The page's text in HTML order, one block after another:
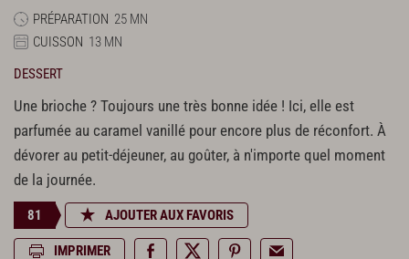
PRÉPARATION 25 MN
CUISSON 13 MN
DESSERT
Une brioche ? Toujours une très bonne idée ! Ici, elle est
parfumée au caramel vanillé pour encore plus de réconfort. À
dévorer au petit-déjeuner, au goûter, à n'importe quel moment
de la journée.
81 AJOUTER AUX FAVORIS
IMPRIMER